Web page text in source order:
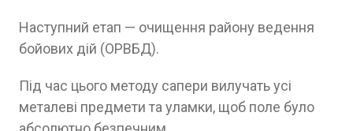
Наступний етап — очищення району ведення
бойових дій (ОРВБД).
Під час цього методу сапери вилучать усі
металеві предмети та уламки, щоб поле було